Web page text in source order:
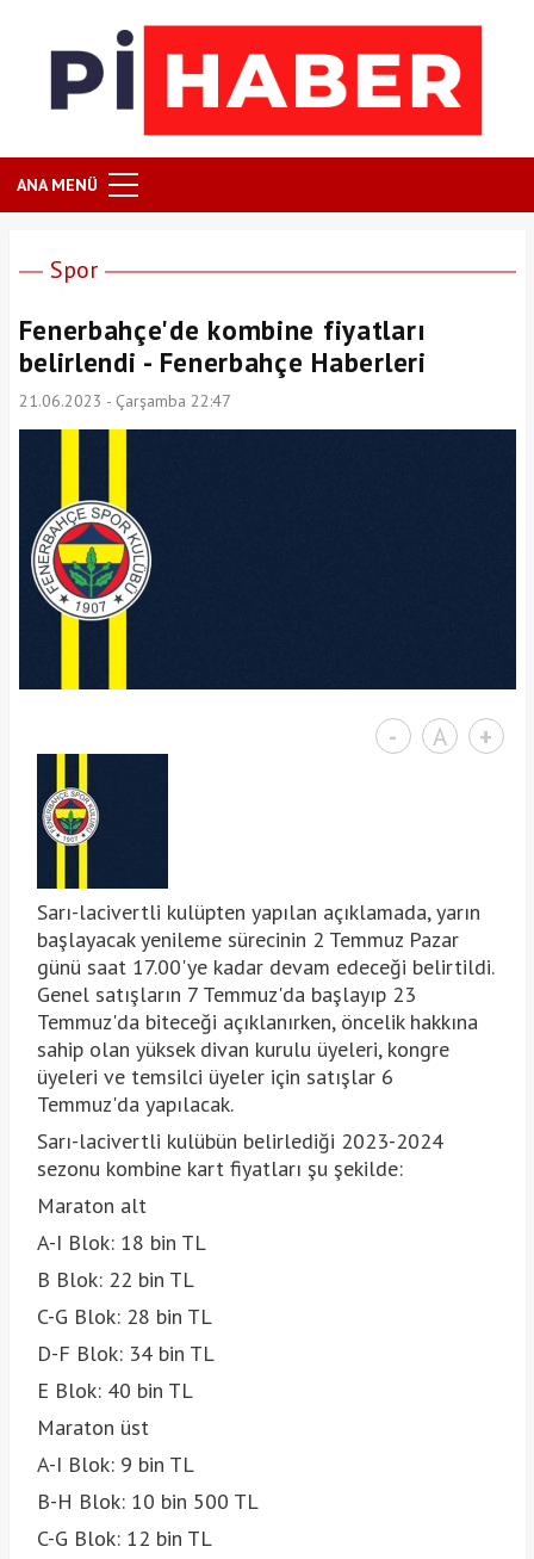
ANA MENÜ
Spor
Fenerbahçe'de kombine fiyatları
belirlendi - Fenerbahçe Haberleri
21.06.2023 - Çarşamba 22:47
- A +
Sarı-lacivertli kulüpten yapılan açıklamada, yarın
başlayacak yenileme sürecinin 2 Temmuz Pazar
günü saat 17.00'ye kadar devam edeceği belirtildi.
Genel satışların 7 Temmuz'da başlayıp 23
Temmuz'da biteceği açıklanırken, öncelik hakkına
sahip olan yüksek divan kurulu üyeleri, kongre
üyeleri ve temsilci üyeler için satışlar 6
Temmuz'da yapılacak.
Sarı-lacivertli kulübün belirlediği 2023-2024
sezonu kombine kart fiyatları şu şekilde:
Maraton alt
A-I Blok: 18 bin TL
B Blok: 22 bin TL
C-G Blok: 28 bin TL
D-F Blok: 34 bin TL
E Blok: 40 bin TL
Maraton üst
A-I Blok: 9 bin TL
B-H Blok: 10 bin 500 TL
C-G Blok: 12 bin TL